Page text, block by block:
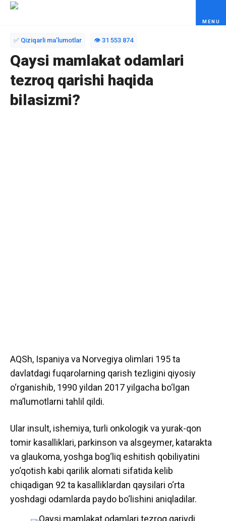
✅ Qiziqarli maʼlumotlar 👁️ 31 553 874
Qaysi mamlakat odamlari
tezroq qarishi haqida
bilasizmi?
AQSh, Ispaniya va Norvegiya olimlari 195 ta
davlatdagi fuqarolarning qarish tezligini qiyosiy
o‘rganishib, 1990 yildan 2017 yilgacha bo‘lgan
ma’lumotlarni tahlil qildi.
Ular insult, ishemiya, turli onkologik va yurak-qon
tomir kasalliklari, parkinson va alsgeymer, katarakta
va glaukoma, yoshga bog‘liq eshitish qobiliyatini
yo‘qotish kabi qarilik alomati sifatida kelib
chiqadigan 92 ta kasalliklardan qaysilari o‘rta
yoshdagi odamlarda paydo bo‘lishini aniqladilar.